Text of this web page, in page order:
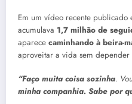
Em um vídeo recente publicado
acumulava 1,7 milhão de
aparece caminhando à beira-
aproveitar a vida sem depender
“Faço muita coisa sozinha.
minha companhia. Sabe por